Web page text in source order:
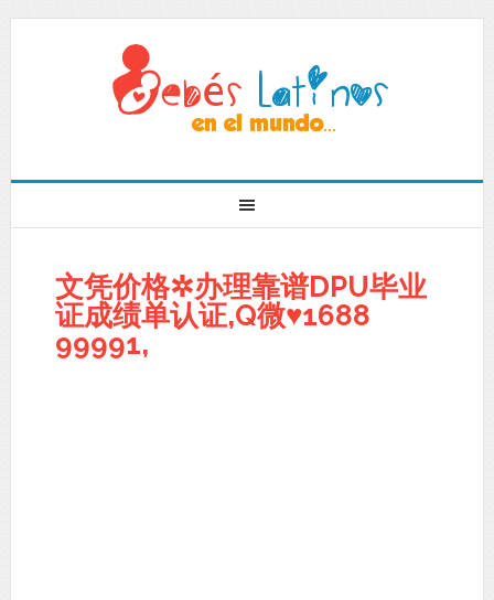
文凭价格✲办理靠谱DPU毕业
证成绩单认证,Q微♥1688
99991,